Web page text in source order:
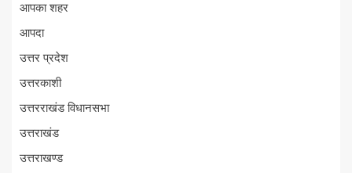
आपका शहर
आपदा
उत्तर प्रदेश
उत्तरकाशी
उत्तरराखंड विधानसभा
उत्तराखंड
उत्तराखण्ड